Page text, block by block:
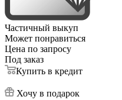
Частичный выкуп
Может понравиться
Цена по запросу
Под заказ
Купить в кредит
Хочу в подарок